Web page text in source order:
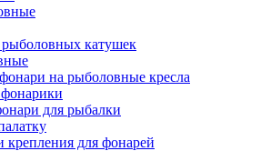
катушек
на рыболовные кресла
для рыбалки
для фонарей